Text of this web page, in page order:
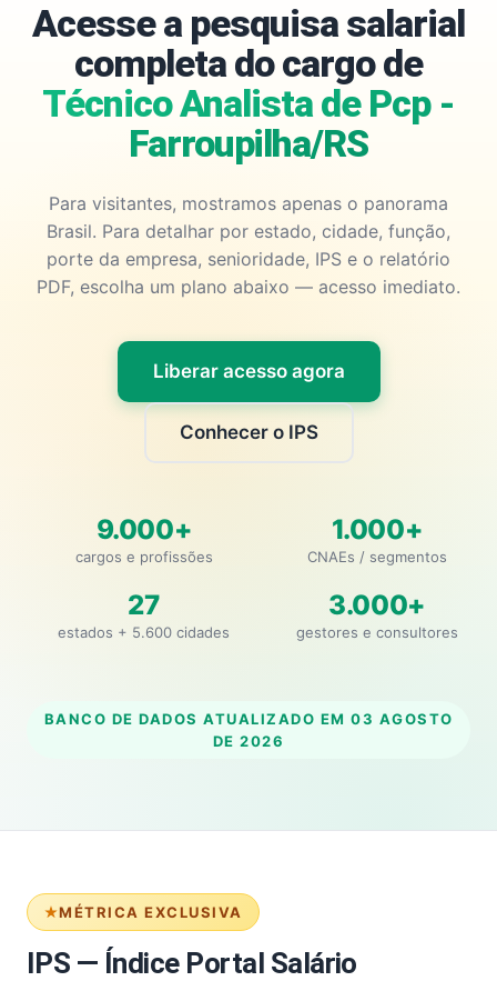
Acesse a pesquisa salarial
completa do cargo de
Técnico Analista de Pcp -
Farroupilha/RS
Para visitantes, mostramos apenas o panorama
Brasil. Para detalhar por estado, cidade, função,
porte da empresa, senioridade, IPS e o relatório
PDF, escolha um plano abaixo — acesso imediato.
Liberar acesso agora
Conhecer o IPS
9.000+
cargos e profissões
1.000+
CNAEs / segmentos
27
estados + 5.600 cidades
3.000+
gestores e consultores
BANCO DE DADOS ATUALIZADO EM 03 AGOSTO
DE 2026
MÉTRICA EXCLUSIVA
IPS — Índice Portal Salário